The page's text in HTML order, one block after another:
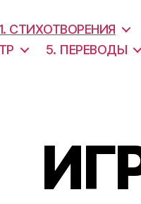
1. СТИХОТВОРЕНИЯ
5. ПЕРЕВОДЫ